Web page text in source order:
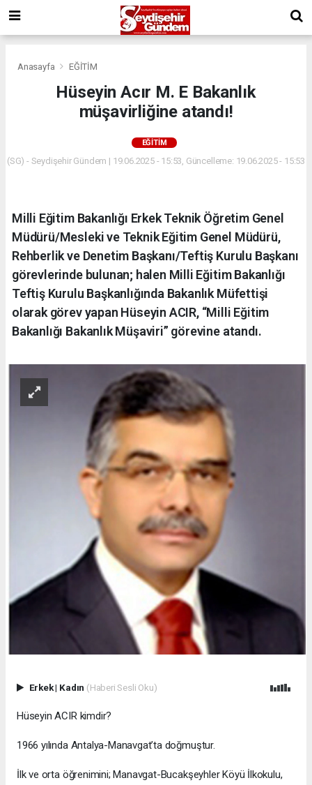
Anasayfa EĞİTİM
Hüseyin Acır M. E Bakanlık
müşavirliğine atandı!
EĞİTİM
(SG) - Seydişehir Gündem | 19.06.2025 - 15:53, Güncelleme: 19.06.2025 - 15:53
Milli Eğitim Bakanlığı Erkek Teknik Öğretim Genel
Müdürü/Mesleki ve Teknik Eğitim Genel Müdürü,
Rehberlik ve Denetim Başkanı/Teftiş Kurulu Başkanı
görevlerinde bulunan; halen Milli Eğitim Bakanlığı
Teftiş Kurulu Başkanlığında Bakanlık Müfettişi
olarak görev yapan Hüseyin ACIR, “Milli Eğitim
Bakanlığı Bakanlık Müşaviri” görevine atandı.
Erkek| Kadın (Haberi Sesli Oku)
Hüseyin ACIR kimdir?
1966 yılında Antalya-Manavgat’ta doğmuştur.
İlk ve orta öğrenimini; Manavgat-Bucakşeyhler Köyü İlkokulu,